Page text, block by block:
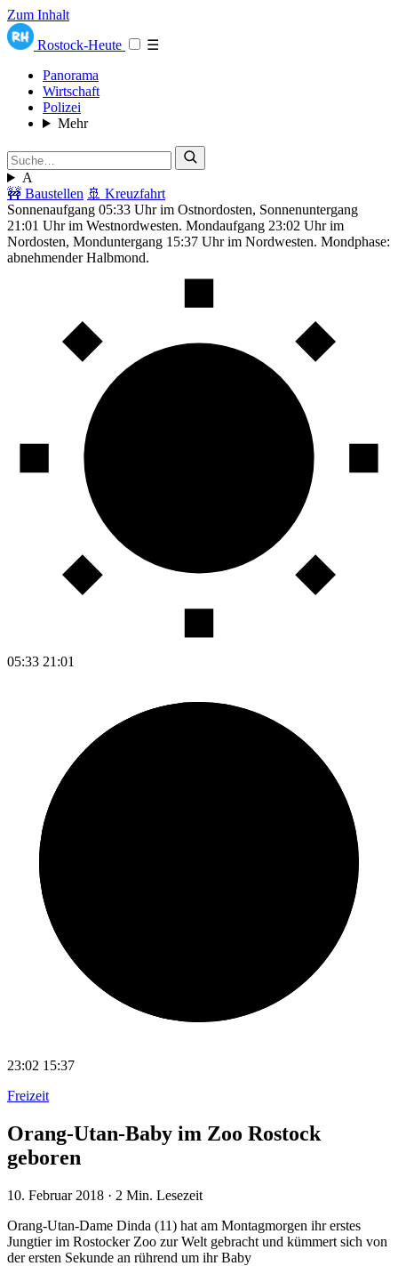
Zum Inhalt
Rostock-Heute
☰
Panorama
Wirtschaft
Polizei
Mehr
A
🚧 Baustellen 🚢 Kreuzfahrt
Sonnenaufgang 05:33 Uhr im Ostnordosten, Sonnenuntergang
21:01 Uhr im Westnordwesten. Mondaufgang 23:02 Uhr im
Nordosten, Monduntergang 15:37 Uhr im Nordwesten. Mondphase:
abnehmender Halbmond.
05:33 21:01
23:02 15:37
Freizeit
Orang-Utan-Baby im Zoo Rostock
geboren
10. Februar 2018 · 2 Min. Lesezeit
Orang-Utan-Dame Dinda (11) hat am Montagmorgen ihr erstes
Jungtier im Rostocker Zoo zur Welt gebracht und kümmert sich von
der ersten Sekunde an rührend um ihr Baby